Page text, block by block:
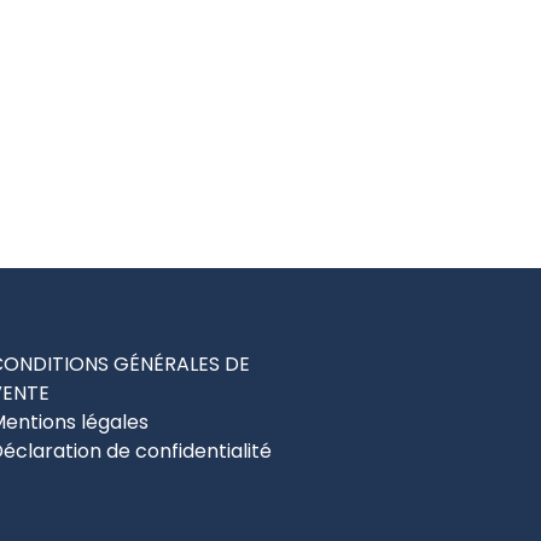
GÉNÉRALES DE
légales
de confidentialité